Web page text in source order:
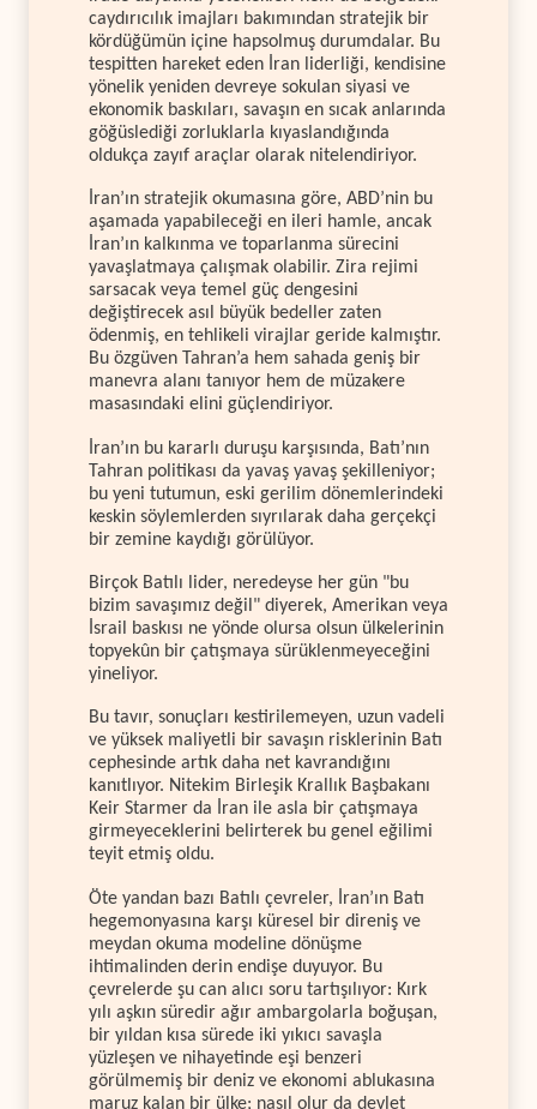
caydırıcılık imajları bakımından stratejik bir
kördüğümün içine hapsolmuş durumdalar. Bu
tespitten hareket eden İran liderliği, kendisine
yönelik yeniden devreye sokulan siyasi ve
ekonomik baskıları, savaşın en sıcak anlarında
göğüslediği zorluklarla kıyaslandığında
oldukça zayıf araçlar olarak nitelendiriyor.
İran’ın stratejik okumasına göre, ABD’nin bu
aşamada yapabileceği en ileri hamle, ancak
İran’ın kalkınma ve toparlanma sürecini
yavaşlatmaya çalışmak olabilir. Zira rejimi
sarsacak veya temel güç dengesini
değiştirecek asıl büyük bedeller zaten
ödenmiş, en tehlikeli virajlar geride kalmıştır.
Bu özgüven Tahran’a hem sahada geniş bir
manevra alanı tanıyor hem de müzakere
masasındaki elini güçlendiriyor.
İran’ın bu kararlı duruşu karşısında, Batı’nın
Tahran politikası da yavaş yavaş şekilleniyor;
bu yeni tutumun, eski gerilim dönemlerindeki
keskin söylemlerden sıyrılarak daha gerçekçi
bir zemine kaydığı görülüyor.
Birçok Batılı lider, neredeyse her gün "bu
bizim savaşımız değil" diyerek, Amerikan veya
İsrail baskısı ne yönde olursa olsun ülkelerinin
topyekûn bir çatışmaya sürüklenmeyeceğini
yineliyor.
Bu tavır, sonuçları kestirilemeyen, uzun vadeli
ve yüksek maliyetli bir savaşın risklerinin Batı
cephesinde artık daha net kavrandığını
kanıtlıyor. Nitekim Birleşik Krallık Başbakanı
Keir Starmer da İran ile asla bir çatışmaya
girmeyeceklerini belirterek bu genel eğilimi
teyit etmiş oldu.
Öte yandan bazı Batılı çevreler, İran’ın Batı
hegemonyasına karşı küresel bir direniş ve
meydan okuma modeline dönüşme
ihtimalinden derin endişe duyuyor. Bu
çevrelerde şu can alıcı soru tartışılıyor: Kırk
yılı aşkın süredir ağır ambargolarla boğuşan,
bir yıldan kısa sürede iki yıkıcı savaşla
yüzleşen ve nihayetinde eşi benzeri
görülmemiş bir deniz ve ekonomi ablukasına
maruz kalan bir ülke; nasıl olur da devlet